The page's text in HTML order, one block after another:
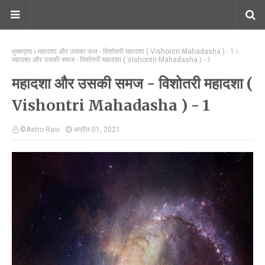
मुख्यपृष्ठ
महादशा और उसका फल - विशोतरी महादशा ( Vishontri Mahadasha ) - 1
महादशा और उसकी समज - विशोतरी महादशा ( Vishontri Mahadasha ) - 1
महादशा और उसकी समज - विशोतरी महादशा (
Vishontri Mahadasha ) - 1
©Astro Ravi अप्रैल 01, 2021